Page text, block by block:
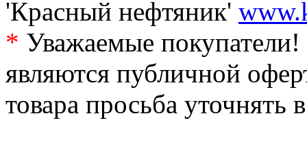
'Красный нефтяник'
* Уважаемые
являются публичной
товара просьба уточнять